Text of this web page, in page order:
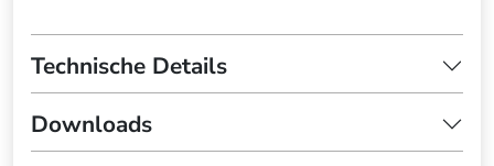
Technische Details
Downloads